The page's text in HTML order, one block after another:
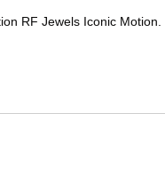
RF Jewels Iconic